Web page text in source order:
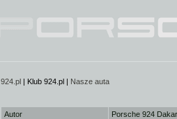
924.pl | Klub 924.pl | Nasze auta
Autor
Porsche 924 Dakar